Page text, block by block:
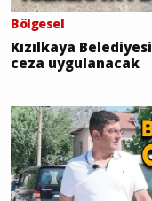
Bölgesel
Kızılkaya
ceza uygulanacak